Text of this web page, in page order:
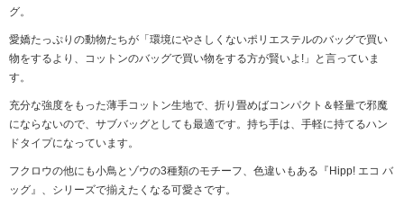
グ。
愛嬌たっぷりの動物たちが「環境にやさしくないポリエステルのバッグで買い
物をするより、コットンのバッグで買い物をする方が賢いよ!」と言っていま
す。
充分な強度をもった薄手コットン生地で、折り畳めばコンパクト＆軽量で邪魔
にならないので、サブバッグとしても最適です。持ち手は、手軽に持てるハン
ドタイプになっています。
フクロウの他にも小鳥とゾウの3種類のモチーフ、色違いもある『Hipp! エコ バ
ッグ』、シリーズで揃えたくなる可愛さです。